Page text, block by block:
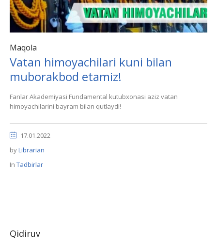
Maqola
Vatan himoyachilari kuni bilan
muborakbod etamiz!
Fanlar Akademiyasi Fundamental kutubxonasi aziz vatan
himoyachilarini bayram bilan qutlaydi!
17.01.2022
byLibrarian
In Tadbirlar
Qidiruv